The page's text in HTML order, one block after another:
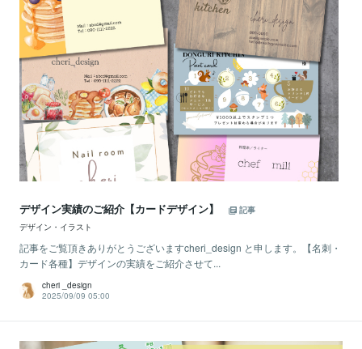
デザイン実績のご紹介【カードデザイン】
記事
デザイン・イラスト
記事をご覧頂きありがとうございますcheri_design と申します。【名刺・
カード各種】デザインの実績をご紹介させて...
cheri _design
2025/09/09 05:00